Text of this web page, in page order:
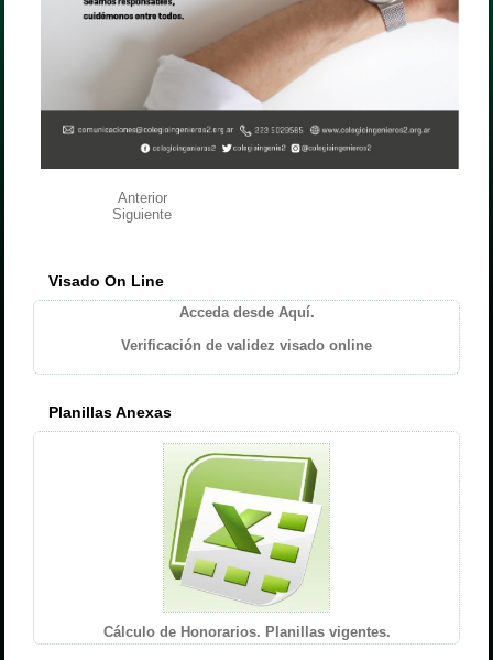
Anterior
Siguiente
Visado On Line
Acceda desde Aquí.
Verificación de validez visado online
Planillas Anexas
Cálculo de Honorarios. Planillas vigentes.